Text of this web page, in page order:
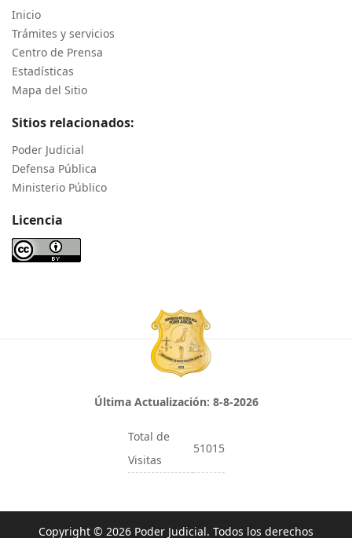
Inicio
Trámites y servicios
Centro de Prensa
Estadísticas
Mapa del Sitio
Sitios relacionados:
Poder Judicial
Defensa Pública
Ministerio Público
Licencia
Última Actualización: 8-8-2026
Total de
Visitas
51015
Copyright © 2026 Poder Judicial. Todos los derechos